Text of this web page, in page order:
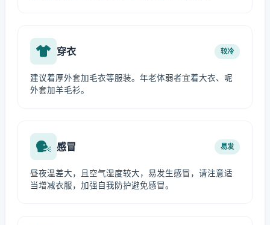
穿衣 较冷
建议着厚外套加毛衣等服装。年老体弱者宜着大衣、呢
外套加羊毛衫。
感冒 易发
昼夜温差大，且空气湿度较大，易发生感冒，请注意适
当增减衣服，加强自我防护避免感冒。